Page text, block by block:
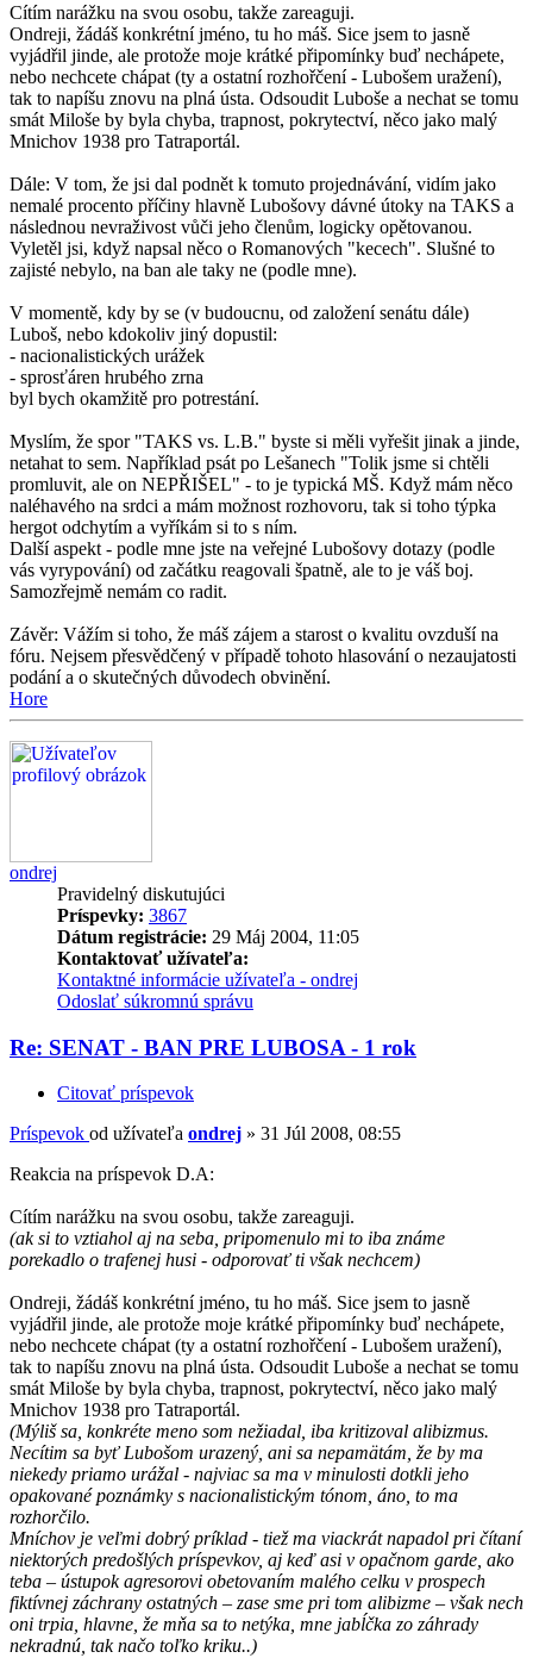
Cítím narážku na svou osobu, takže zareaguji.
Ondreji, žádáš konkrétní jméno, tu ho máš. Sice jsem to jasně
vyjádřil jinde, ale protože moje krátké připomínky buď nechápete,
nebo nechcete chápat (ty a ostatní rozhořčení - Lubošem uražení),
tak to napíšu znovu na plná ústa. Odsoudit Luboše a nechat se tomu
smát Miloše by byla chyba, trapnost, pokrytectví, něco jako malý
Mnichov 1938 pro Tatraportál.
Dále: V tom, že jsi dal podnět k tomuto projednávání, vidím jako
nemalé procento příčiny hlavně Lubošovy dávné útoky na TAKS a
následnou nevraživost vůči jeho členům, logicky opětovanou.
Vyletěl jsi, když napsal něco o Romanových "kecech". Slušné to
zajisté nebylo, na ban ale taky ne (podle mne).
V momentě, kdy by se (v budoucnu, od založení senátu dále)
Luboš, nebo kdokoliv jiný dopustil:
- nacionalistických urážek
- sprosťáren hrubého zrna
byl bych okamžitě pro potrestání.
Myslím, že spor "TAKS vs. L.B." byste si měli vyřešit jinak a jinde,
netahat to sem. Například psát po Lešanech "Tolik jsme si chtěli
promluvit, ale on NEPŘIŠEL" - to je typická MŠ. Když mám něco
naléhavého na srdci a mám možnost rozhovoru, tak si toho týpka
hergot odchytím a vyříkám si to s ním.
Další aspekt - podle mne jste na veřejné Lubošovy dotazy (podle
vás vyrypování) od začátku reagovali špatně, ale to je váš boj.
Samozřejmě nemám co radit.
Závěr: Vážím si toho, že máš zájem a starost o kvalitu ovzduší na
fóru. Nejsem přesvědčený v případě tohoto hlasování o nezaujatosti
podání a o skutečných důvodech obvinění.
Hore
ondrej
Pravidelný diskutujúci
Príspevky: 3867
Dátum registrácie: 29 Máj 2004, 11:05
Kontaktovať užívateľa:
Kontaktné informácie užívateľa - ondrej
Odoslať súkromnú správu
Re: SENAT - BAN PRE LUBOSA - 1 rok
Citovať príspevok
Príspevok od užívateľa ondrej » 31 Júl 2008, 08:55
Reakcia na príspevok D.A:
Cítím narážku na svou osobu, takže zareaguji.
(ak si to vztiahol aj na seba, pripomenulo mi to iba známe
porekadlo o trafenej husi - odporovať ti však nechcem)
Ondreji, žádáš konkrétní jméno, tu ho máš. Sice jsem to jasně
vyjádřil jinde, ale protože moje krátké připomínky buď nechápete,
nebo nechcete chápat (ty a ostatní rozhořčení - Lubošem uražení),
tak to napíšu znovu na plná ústa. Odsoudit Luboše a nechat se tomu
smát Miloše by byla chyba, trapnost, pokrytectví, něco jako malý
Mnichov 1938 pro Tatraportál.
(Mýliš sa, konkréte meno som nežiadal, iba kritizoval alibizmus.
Necítim sa byť Lubošom urazený, ani sa nepamätám, že by ma
niekedy priamo urážal - najviac sa ma v minulosti dotkli jeho
opakované poznámky s nacionalistickým tónom, áno, to ma
rozhorčilo.
Mníchov je veľmi dobrý príklad - tiež ma viackrát napadol pri čítaní
niektorých predošlých príspevkov, aj keď asi v opačnom garde, ako
teba – ústupok agresorovi obetovaním malého celku v prospech
fiktívnej záchrany ostatných – zase sme pri tom alibizme – však nech
oni trpia, hlavne, že mňa sa to netýka, mne jabĺčka zo záhrady
nekradnú, tak načo toľko kriku..)